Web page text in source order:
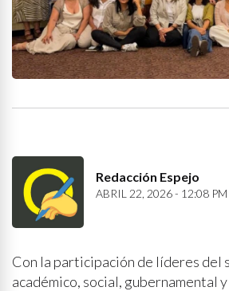
Redacción Espejo
ABRIL 22, 2026 - 12:08
Con la participación de líderes del
académico, social, gubernamental